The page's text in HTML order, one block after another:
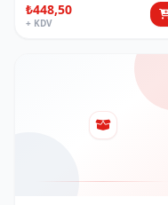
₺448,50
+ KDV